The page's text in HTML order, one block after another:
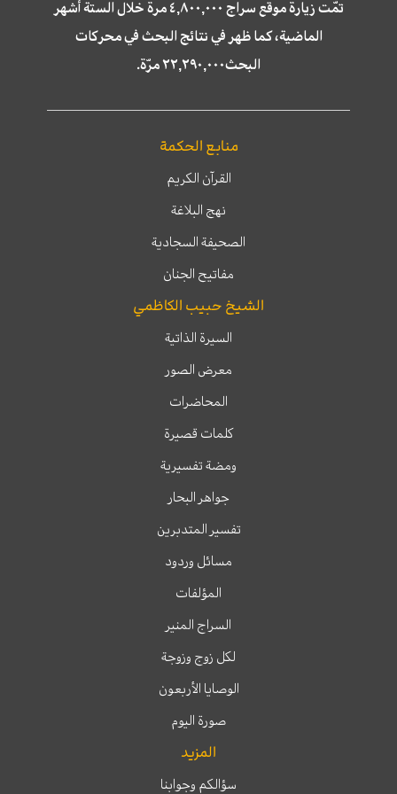
تمّت زيارة موقع سراج ٤,٨٠٠,٠٠٠ مرة خلال الستة أشهر
الماضية، كما ظهر في نتائج البحث في محركات
البحث٢٢,٢٩٠,٠٠٠ مرّة.
منابع الحكمة
القرآن الكريم
نهج البلاغة
الصحيفة السجادية
مفاتيح الجنان
الشيخ حبيب الكاظمي
السيرة الذاتية
معرض الصور
المحاضرات
كلمات قصيرة
ومضة تفسيرية
جواهر البحار
تفسير المتدبرين
مسائل وردود
المؤلفات
السراج المنير
لكل زوج وزوجة
الوصايا الأربعون
صورة اليوم
المزيد
سؤالكم وجوابنا